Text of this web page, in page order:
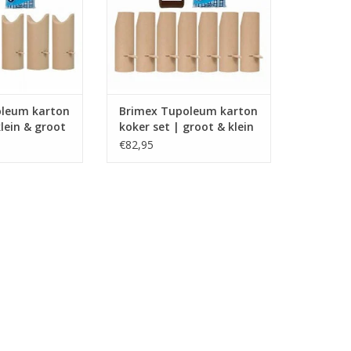
WINKELWAGEN
karton
& groot
TOEVOEGEN AAN WINKELWAGEN
Brimex Tupoleum karton
koker set | groot & klein
wild
€82,95